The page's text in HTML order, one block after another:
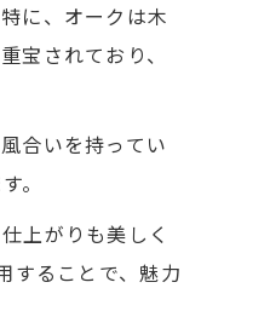
に、オークは木
宝されており、
合いを持ってい
。
上がりも美しく
することで、魅力